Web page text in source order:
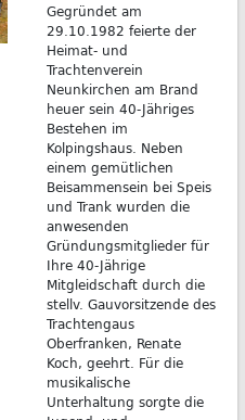
Gegründet am
29.10.1982 feierte der
Heimat- und
Trachtenverein
Neunkirchen am Brand
heuer sein 40-Jähriges
Bestehen im
Kolpingshaus. Neben
einem gemütlichen
Beisammensein bei Speis
und Trank wurden die
anwesenden
Gründungsmitglieder für
Ihre 40-Jährige
Mitgleidschaft durch die
stellv. Gauvorsitzende des
Trachtengaus
Oberfranken, Renate
Koch, geehrt. Für die
musikalische
Unterhaltung sorgte die